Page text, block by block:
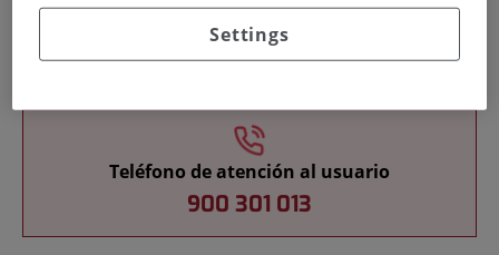
Docencia
Teléfono de atención al usuario
900 301 013
Settings